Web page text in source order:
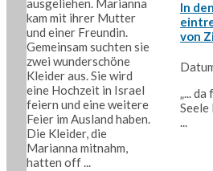
ausgeliehen. Marianna
kam mit ihrer Mutter
und einer Freundin.
Gemeinsam suchten sie
zwei wunderschöne
Kleider aus. Sie wird
eine Hochzeit in Israel
feiern und eine weitere
Feier im Ausland haben.
Die Kleider, die
Marianna mitnahm,
hatten off ...
In
von
„...
Seele
...